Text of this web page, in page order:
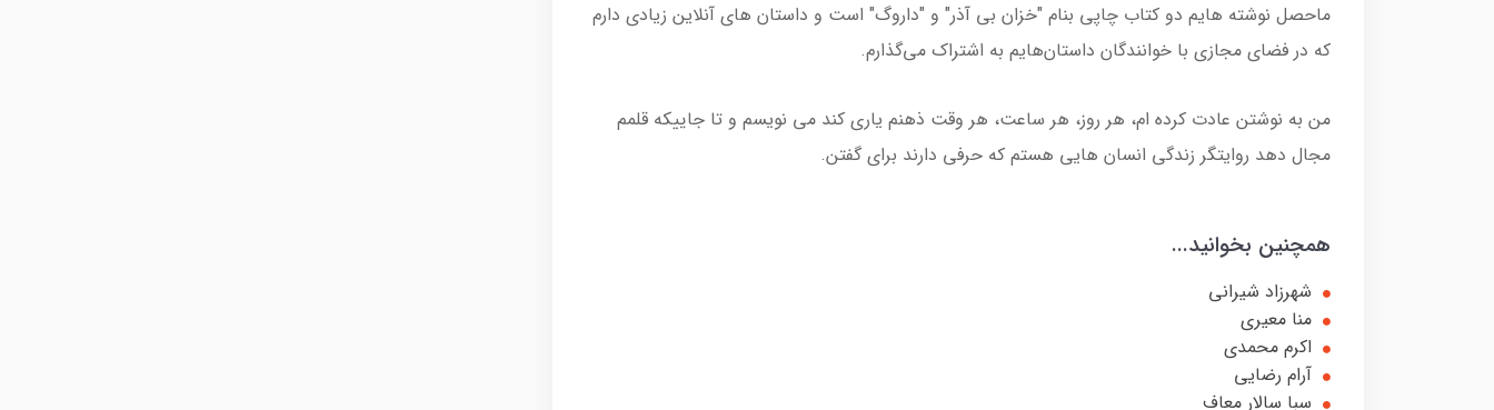
ماحصل نوشته هایم دو کتاب چاپی بنام "خزان بی آذر" و "داروگ" است و داستان های آنلاین زیادی دارم
که در فضای مجازی با خوانندگان داستان‌هایم به اشتراک می‌گذارم.
من به نوشتن عادت کرده ام، هر روز، هر ساعت، هر وقت ذهنم یاری کند می نویسم و تا جاییکه قلمم
مجال دهد روایتگر زندگی انسان هایی هستم که حرفی دارند برای گفتن.
همچنین بخوانید...
شهرزاد شیرانی
منا معیری
اکرم محمدی
آرام رضایی
سبا سالار معاف